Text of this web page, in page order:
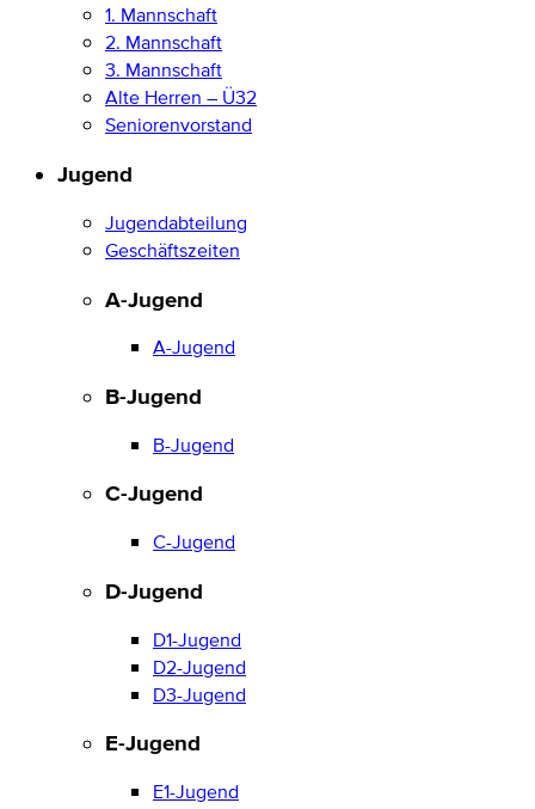
1. Mannschaft
2. Mannschaft
3. Mannschaft
Alte Herren – Ü32
Seniorenvorstand
Jugend
Jugendabteilung
Geschäftszeiten
A-Jugend
A-Jugend
B-Jugend
B-Jugend
C-Jugend
C-Jugend
D-Jugend
D1-Jugend
D2-Jugend
D3-Jugend
E-Jugend
E1-Jugend